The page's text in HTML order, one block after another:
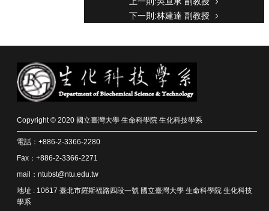
下一則:林建達 副教授
Copyright © 2020 國立臺灣大學 生命科學院 生化科技學系
電話：+886-2-3366-2280
Fax：+886-2-3366-2271
mail：ntubst@ntu.edu.tw
地址 : 10617 臺北市羅斯福路四段一號 國立臺灣大學 生命科學院 生化科技
學系